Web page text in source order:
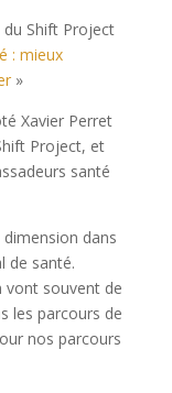
Shift Project
: mieux
»
Xavier Perret
Project, et
santé
dans
de santé.
vont souvent de
les parcours de
nos parcours